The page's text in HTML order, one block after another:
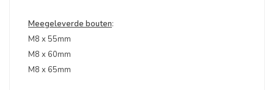
Meegeleverde bouten:
M8 x 55mm
M8 x 60mm
M8 x 65mm